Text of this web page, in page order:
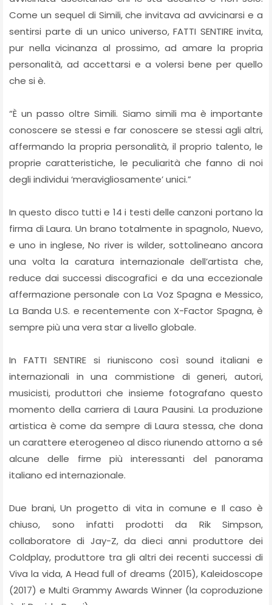
Come un sequel di Simili, che invitava ad avvicinarsi e a
sentirsi parte di un unico universo, FATTI SENTIRE invita,
pur nella vicinanza al prossimo, ad amare la propria
personalità, ad accettarsi e a volersi bene per quello
che si è.
“È un passo oltre Simili. Siamo simili ma è importante
conoscere se stessi e far conoscere se stessi agli altri,
affermando la propria personalità, il proprio talento, le
proprie caratteristiche, le peculiarità che fanno di noi
degli individui ‘meravigliosamente’ unici.”
In questo disco tutti e 14 i testi delle canzoni portano la
firma di Laura. Un brano totalmente in spagnolo, Nuevo,
e uno in inglese, No river is wilder, sottolineano ancora
una volta la caratura internazionale dell’artista che,
reduce dai successi discografici e da una eccezionale
affermazione personale con La Voz Spagna e Messico,
La Banda U.S. e recentemente con X-Factor Spagna, è
sempre più una vera star a livello globale.
In FATTI SENTIRE si riuniscono così sound italiani e
internazionali in una commistione di generi, autori,
musicisti, produttori che insieme fotografano questo
momento della carriera di Laura Pausini. La produzione
artistica è come da sempre di Laura stessa, che dona
un carattere eterogeneo al disco riunendo attorno a sé
alcune delle firme più interessanti del panorama
italiano ed internazionale.
Due brani, Un progetto di vita in comune e Il caso è
chiuso, sono infatti prodotti da Rik Simpson,
collaboratore di Jay-Z, da dieci anni produttore dei
Coldplay, produttore tra gli altri dei recenti successi di
Viva la vida, A Head full of dreams (2015), Kaleidoscope
(2017) e Multi Grammy Awards Winner (la coproduzione